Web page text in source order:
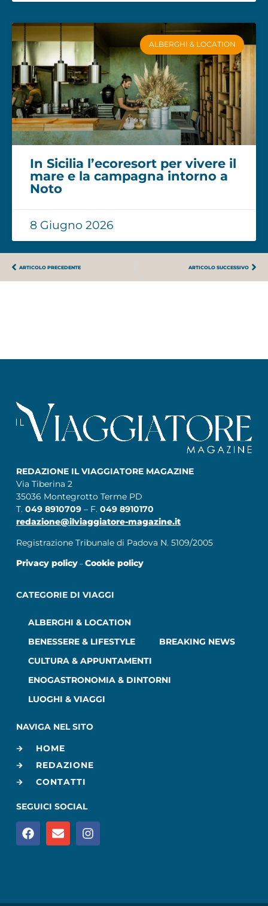
ALBERGHI & LOCATION
In Sicilia l’ecoresort per vivere il
mare e la campagna intorno a
Noto
8 Giugno 2026
ARTICOLO PRECEDENTE ARTICOLO SUCCESSIVO
REDAZIONE IL VIAGGIATORE MAGAZINE
Via Tiberina 2
35036 Montegrotto Terme PD
T. 049 8910709 – F. 049 8910170
redazione@ilviaggiatore-magazine.it
Registrazione Tribunale di Padova N. 5109/2005
Privacy policy– Cookie policy
CATEGORIE DI VIAGGI
ALBERGHI & LOCATION
BENESSERE & LIFESTYLE
BREAKING NEWS
CULTURA & APPUNTAMENTI
ENOGASTRONOMIA & DINTORNI
LUOGHI & VIAGGI
NAVIGA NEL SITO
HOME
REDAZIONE
CONTATTI
SEGUICI SOCIAL